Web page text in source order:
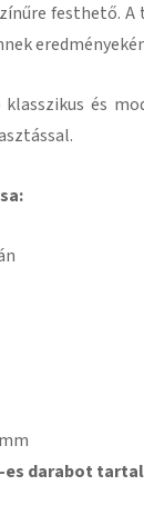
festhető. A
klasszikus és
.
es darabot